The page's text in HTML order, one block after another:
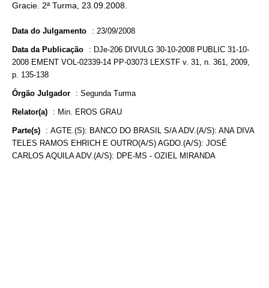
Gracie. 2ª Turma, 23.09.2008.
Data do Julgamento : 23/09/2008
Data da Publicação : DJe-206 DIVULG 30-10-2008 PUBLIC 31-10-
2008 EMENT VOL-02339-14 PP-03073 LEXSTF v. 31, n. 361, 2009,
p. 135-138
Órgão Julgador : Segunda Turma
Relator(a) : Min. EROS GRAU
Parte(s) : AGTE.(S): BANCO DO BRASIL S/A ADV.(A/S): ANA DIVA
TELES RAMOS EHRICH E OUTRO(A/S) AGDO.(A/S): JOSÉ
CARLOS AQUILA ADV.(A/S): DPE-MS - OZIEL MIRANDA